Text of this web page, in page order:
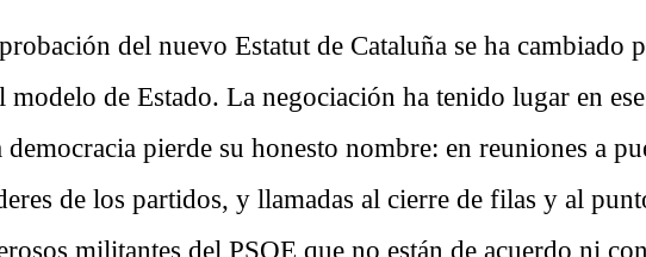
del nuevo Estatut de Cataluña se ha cambiado
modelo de Estado. La negociación ha tenido lugar en
democracia pierde su honesto nombre: en reuniones a
de los partidos, y llamadas al cierre de filas y al
militantes del PSOE que no están de acuerdo ni